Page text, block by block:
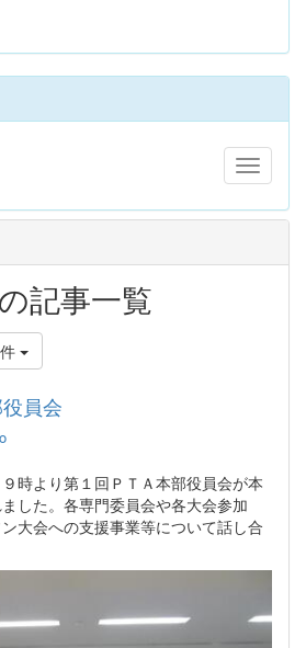
記事一覧
員会
時より第１回ＰＴＡ本部役員会が本
した。各専門委員会や各大会参加
大会への支援事業等について話し合